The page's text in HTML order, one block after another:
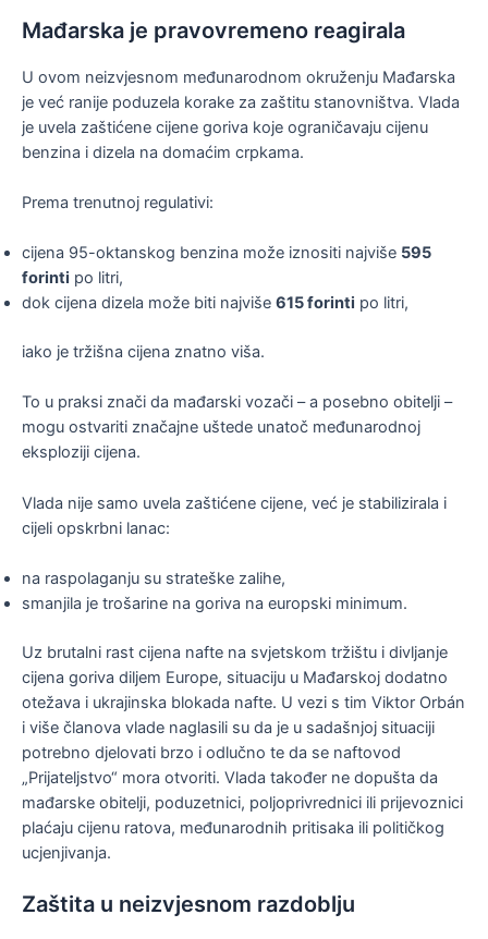
Mađarska je pravovremeno reagirala
U ovom neizvjesnom međunarodnom okruženju Mađarska
je već ranije poduzela korake za zaštitu stanovništva. Vlada
je uvela zaštićene cijene goriva koje ograničavaju cijenu
benzina i dizela na domaćim crpkama.
Prema trenutnoj regulativi:
cijena 95-oktanskog benzina može iznositi najviše 595
forinti po litri,
dok cijena dizela može biti najviše 615 forinti po litri,
iako je tržišna cijena znatno viša.
To u praksi znači da mađarski vozači – a posebno obitelji –
mogu ostvariti značajne uštede unatoč međunarodnoj
eksploziji cijena.
Vlada nije samo uvela zaštićene cijene, već je stabilizirala i
cijeli opskrbni lanac:
na raspolaganju su strateške zalihe,
smanjila je trošarine na goriva na europski minimum.
Uz brutalni rast cijena nafte na svjetskom tržištu i divljanje
cijena goriva diljem Europe, situaciju u Mađarskoj dodatno
otežava i ukrajinska blokada nafte. U vezi s tim Viktor Orbán
i više članova vlade naglasili su da je u sadašnjoj situaciji
potrebno djelovati brzo i odlučno te da se naftovod
„Prijateljstvo“ mora otvoriti. Vlada također ne dopušta da
mađarske obitelji, poduzetnici, poljoprivrednici ili prijevoznici
plaćaju cijenu ratova, međunarodnih pritisaka ili političkog
ucjenjivanja.
Zaštita u neizvjesnom razdoblju